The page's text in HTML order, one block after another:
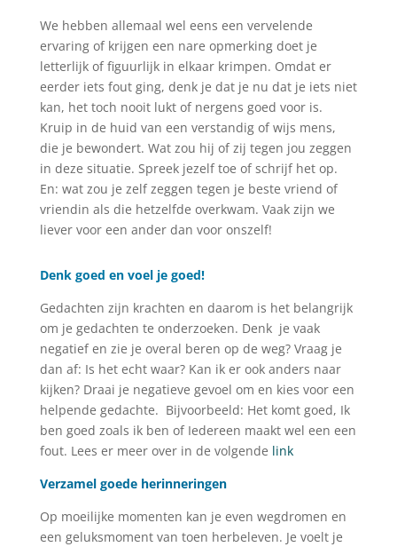
We hebben allemaal wel eens een vervelende
ervaring of krijgen een nare opmerking doet je
letterlijk of figuurlijk in elkaar krimpen. Omdat er
eerder iets fout ging, denk je dat je nu dat je iets niet
kan, het toch nooit lukt of nergens goed voor is.
Kruip in de huid van een verstandig of wijs mens,
die je bewondert. Wat zou hij of zij tegen jou zeggen
in deze situatie. Spreek jezelf toe of schrijf het op.
En: wat zou je zelf zeggen tegen je beste vriend of
vriendin als die hetzelfde overkwam. Vaak zijn we
liever voor een ander dan voor onszelf!
Denk goed en voel je goed!
Gedachten zijn krachten en daarom is het belangrijk
om je gedachten te onderzoeken. Denk je vaak
negatief en zie je overal beren op de weg? Vraag je
dan af: Is het echt waar? Kan ik er ook anders naar
kijken? Draai je negatieve gevoel om en kies voor een
helpende gedachte. Bijvoorbeeld: Het komt goed, Ik
ben goed zoals ik ben of Iedereen maakt wel een een
fout. Lees er meer over in de volgende link
Verzamel goede herinneringen
Op moeilijke momenten kan je even wegdromen en
een geluksmoment van toen herbeleven. Je voelt je